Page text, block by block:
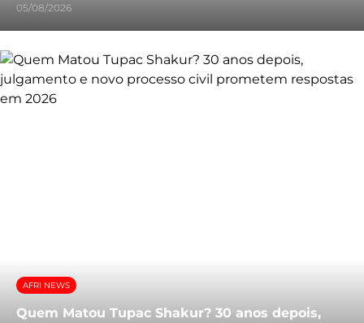
05/08/2026
AFRI NEWS
Quem Matou Tupac Shakur? 30 anos depois,